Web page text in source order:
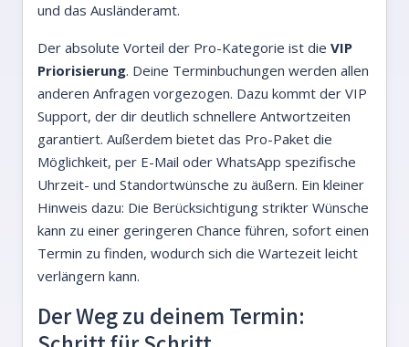
und das Ausländeramt.
Der absolute Vorteil der Pro-Kategorie ist die VIP
Priorisierung. Deine Terminbuchungen werden allen
anderen Anfragen vorgezogen. Dazu kommt der VIP
Support, der dir deutlich schnellere Antwortzeiten
garantiert. Außerdem bietet das Pro-Paket die
Möglichkeit, per E-Mail oder WhatsApp spezifische
Uhrzeit- und Standortwünsche zu äußern. Ein kleiner
Hinweis dazu: Die Berücksichtigung strikter Wünsche
kann zu einer geringeren Chance führen, sofort einen
Termin zu finden, wodurch sich die Wartezeit leicht
verlängern kann.
Der Weg zu deinem Termin: